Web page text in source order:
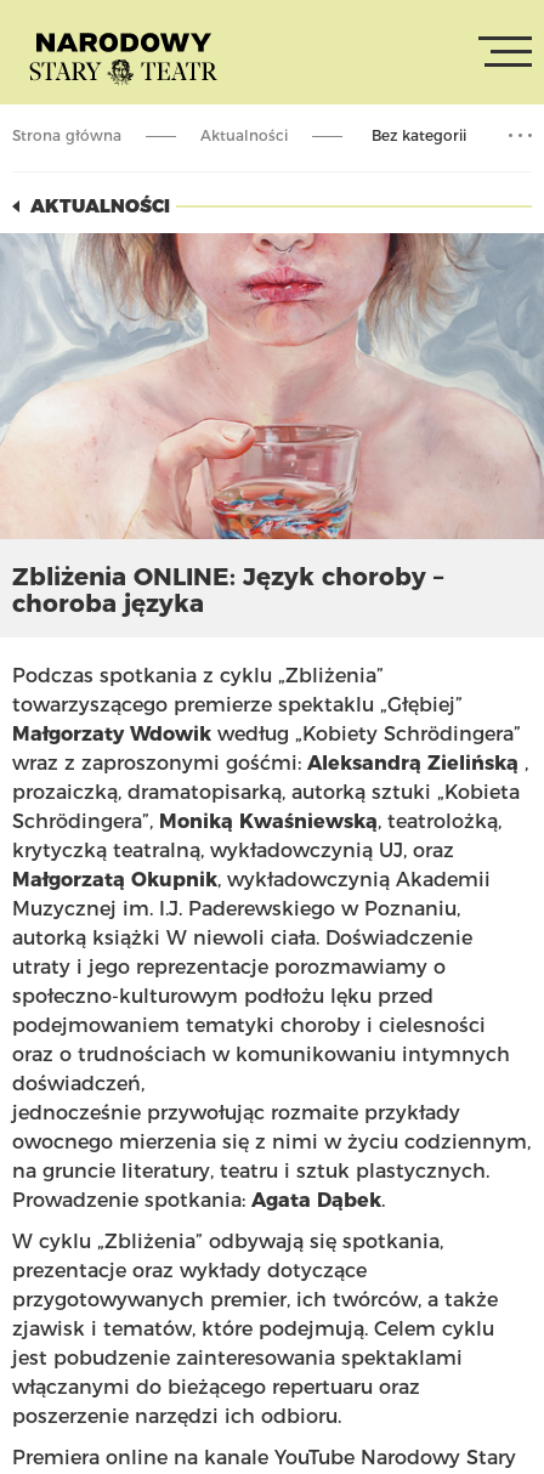
Strona główna Bez kategorii
Aktualności
AKTUALNOŚCI
Zbliżenia ONLINE: Język choroby –
choroba języka
Podczas spotkania z cyklu „Zbliżenia”
towarzyszącego premierze spektaklu „Głębiej”
Małgorzaty Wdowik według „Kobiety Schrödingera”
wraz z zaproszonymi gośćmi: Aleksandrą Zielińską ,
prozaiczką, dramatopisarką, autorką sztuki „Kobieta
Schrödingera”, Moniką Kwaśniewską, teatrolożką,
krytyczką teatralną, wykładowczynią UJ, oraz
Małgorzatą Okupnik, wykładowczynią Akademii
Muzycznej im. I.J. Paderewskiego w Poznaniu,
autorką książki W niewoli ciała. Doświadczenie
utraty i jego reprezentacje porozmawiamy o
społeczno-kulturowym podłożu lęku przed
podejmowaniem tematyki choroby i cielesności
oraz o trudnościach w komunikowaniu intymnych
doświadczeń,
jednocześnie przywołując rozmaite przykłady
owocnego mierzenia się z nimi w życiu codziennym,
na gruncie literatury, teatru i sztuk plastycznych.
Prowadzenie spotkania: Agata Dąbek.
W cyklu „Zbliżenia” odbywają się spotkania,
prezentacje oraz wykłady dotyczące
przygotowywanych premier, ich twórców, a także
zjawisk i tematów, które podejmują. Celem cyklu
jest pobudzenie zainteresowania spektaklami
włączanymi do bieżącego repertuaru oraz
poszerzenie narzędzi ich odbioru.
Premiera online na kanale YouTube Narodowy Stary